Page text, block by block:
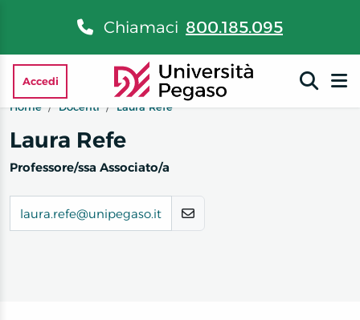
Chiamaci 800.185.095
Accedi
Home
Docenti Laura Refe
Laura Refe
Professore/ssa Associato/a
laura.refe@unipegaso.it